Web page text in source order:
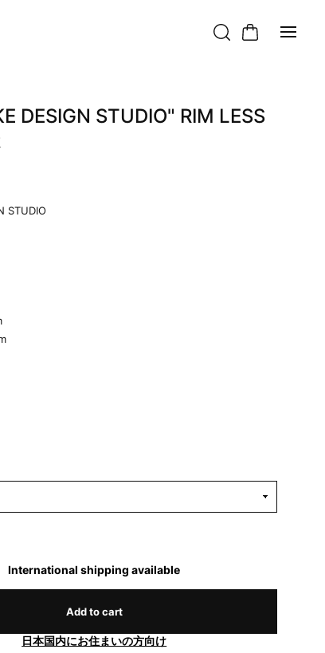
DESIGN STUDIO" RIM LESS
STUDIO
International shipping available
Add to cart
日本国内にお住まいの方向け